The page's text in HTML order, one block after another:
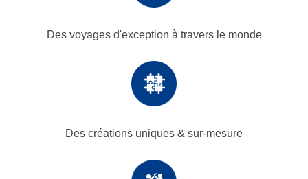
Des voyages d'exception à travers le monde
Des créations uniques & sur-mesure